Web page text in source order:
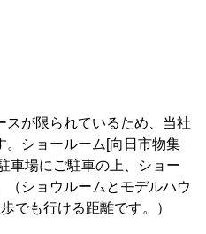
が限られているため、当社
。ショールーム[向日市物集
車場にご駐車の上、ショー
ショウルームとモデルハウ
でも行ける距離です。）